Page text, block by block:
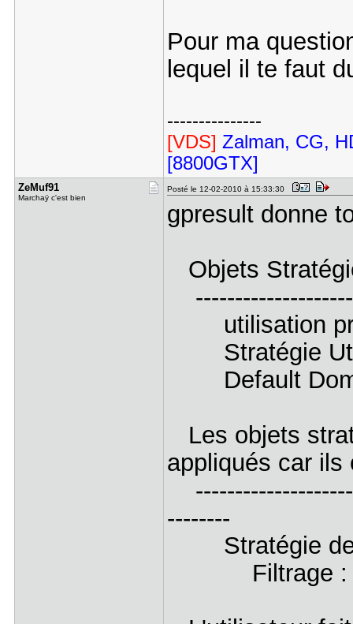
Pour ma
lequel il te faut
---------------
[VDS] Zalman, CG,
[8800GTX]
ZeMuf91
Marchaÿ c'est bien
Posté le 12-02-2010 à 15:33:30
gpresult donne
Objets
utilisation
Stratégie
Default
Les objets
appliqués car ils
--------
Stratégie de
Filtrage :